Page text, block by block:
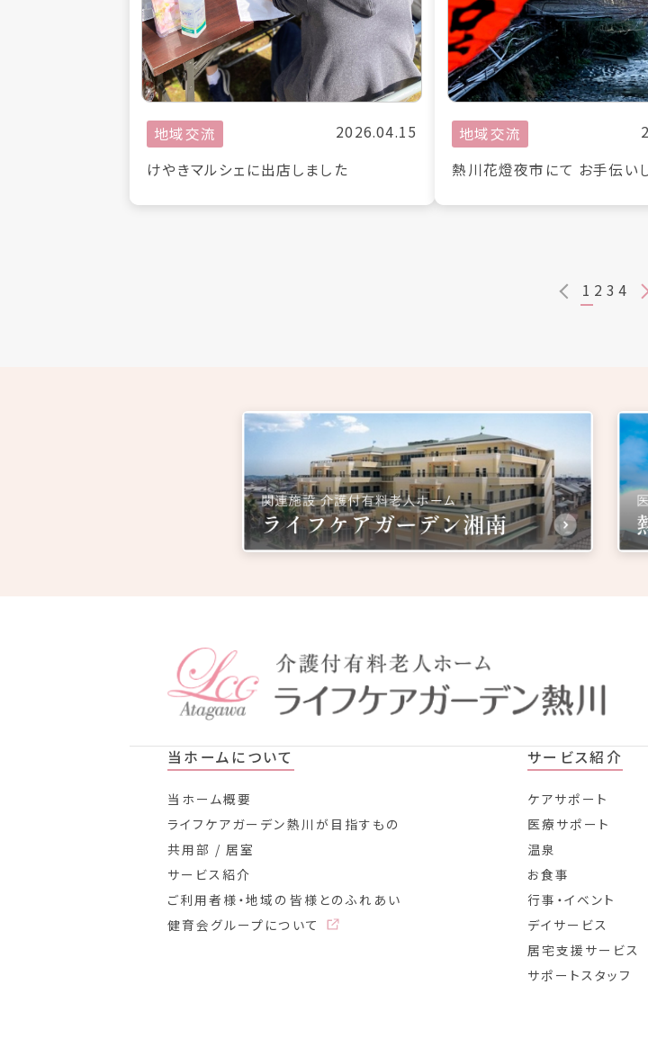
地域交流
2026.04.15
けやきマルシェに出店しました
地域交流
熱川花燈夜市にて お手伝いし
1 2 3 4
当ホームについて
当ホーム概要
ライフケアガーデン熱川が目指すもの
共用部 / 居室
サービス紹介
ご利用者様・地域の皆様とのふれあい
健育会グループについて
サービス紹介
ケアサポート
医療サポート
温泉
お食事
行事・イベント
デイサービス
居宅支援サービス
サポートスタッフ